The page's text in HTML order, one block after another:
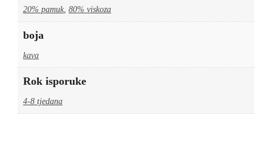
20% pamuk, 80% viskoza
boja
kava
Rok isporuke
4-8 tjedana